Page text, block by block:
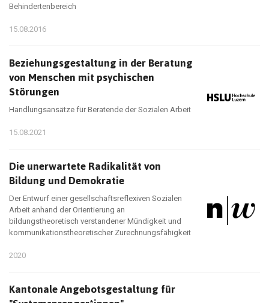
Behindertenbereich
15.08.2016
Beziehungsgestaltung in der Beratung
von Menschen mit psychischen
Störungen
Handlungsansätze für Beratende der Sozialen Arbeit
15.08.2021
Die unerwartete Radikalität von
Bildung und Demokratie
Der Entwurf einer gesellschaftsreflexiven Sozialen
Arbeit anhand der Orientierung an
bildungstheoretisch verstandener Mündigkeit und
kommunikationstheoretischer Zurechnungsfähigkeit
2020
Kantonale Angebotsgestaltung für